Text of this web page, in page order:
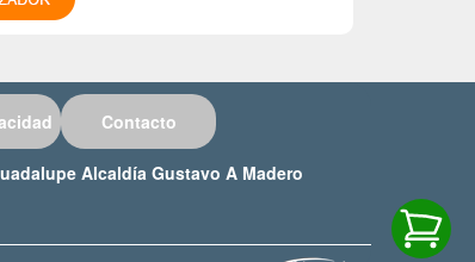
Contacto
Alcaldía Gustavo A Madero